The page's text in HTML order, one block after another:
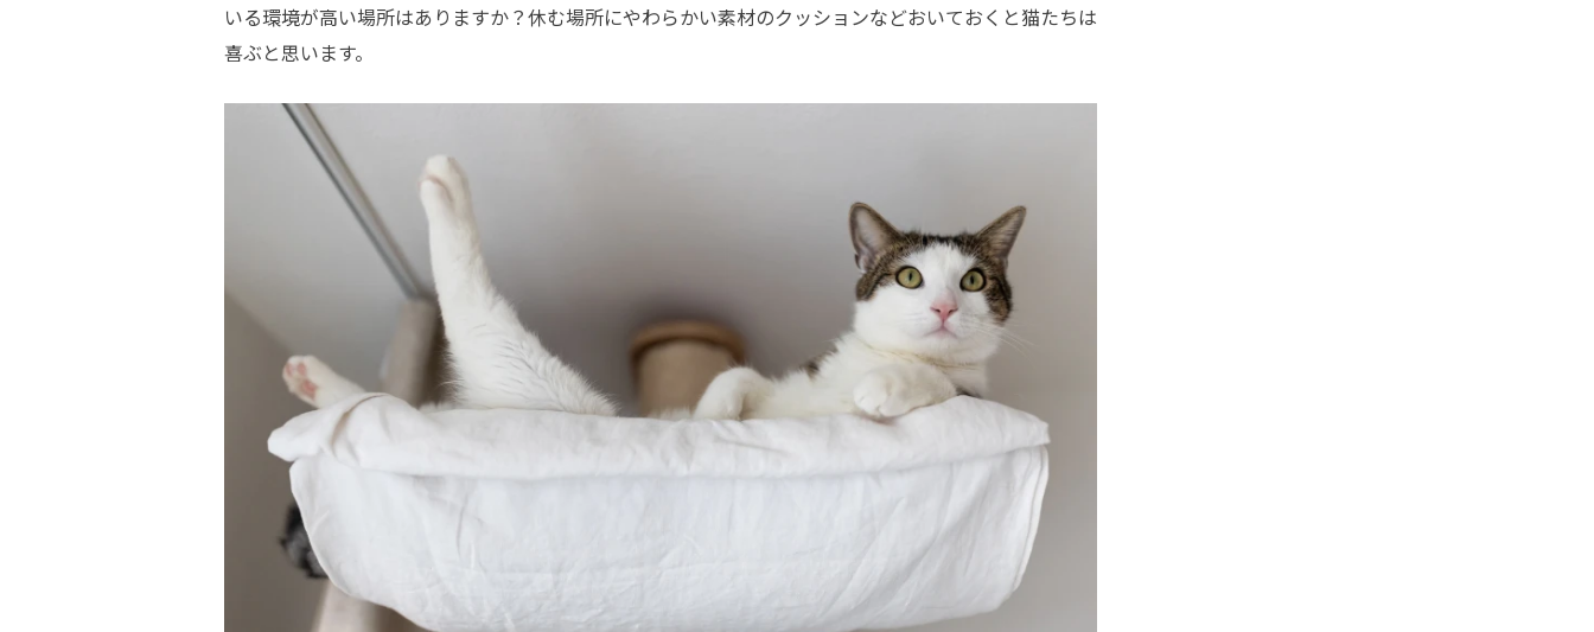
いる環境が高い場所はありますか？休む場所にやわらかい素材のクッションなどおいておくと猫たちは
喜ぶと思います。